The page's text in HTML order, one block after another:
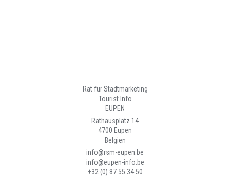
Rat für Stadtmarketing
Tourist Info
EUPEN
Rathausplatz 14
4700 Eupen
Belgien
info@rsm-eupen.be
info@eupen-info.be
+32 (0) 87 55 34 50